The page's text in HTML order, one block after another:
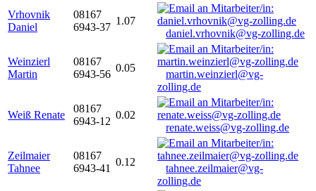
Vrhovnik
Daniel
08167
6943-37
1.07
daniel.vrhovnik@vg-zolling.de
Weinzierl
Martin
08167
6943-56
0.05
martin.weinzierl@vg-
zolling.de
Weiß Renate
08167
6943-12
0.02
renate.weiss@vg-zolling.de
Zeilmaier
Tahnee
08167
6943-41
0.12
tahnee.zeilmaier@vg-
zolling.de